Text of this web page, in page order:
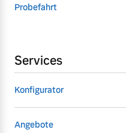
Probefahrt
Services
Konfigurator
Angebote